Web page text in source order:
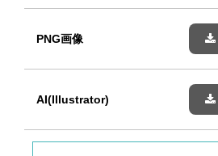
PNG画像
AI(Illustrator)